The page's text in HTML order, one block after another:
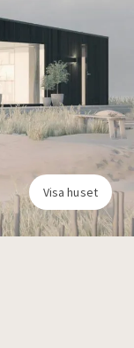
Visa huset